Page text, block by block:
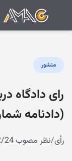
منشور
رای دادگاه
(دادنامه شماره
رأی/نظر مصوب 1392/12/24